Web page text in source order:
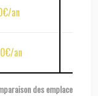
des emplacements
an
an